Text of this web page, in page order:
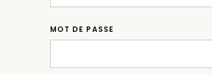
MOT DE PASSE